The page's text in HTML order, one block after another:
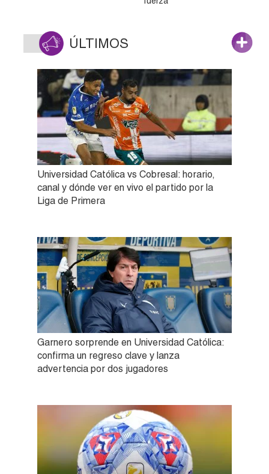
ÚLTIMOS
Universidad Católica vs Cobresal: horario,
canal y dónde ver en vivo el partido por la
Liga de Primera
Garnero sorprende en Universidad Católica:
confirma un regreso clave y lanza
advertencia por dos jugadores